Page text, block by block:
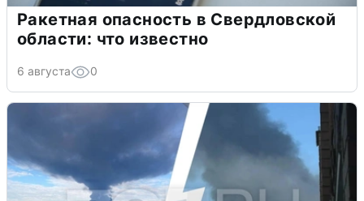
Ракетная опасность в Свердловской
области: что известно
6 августа 0